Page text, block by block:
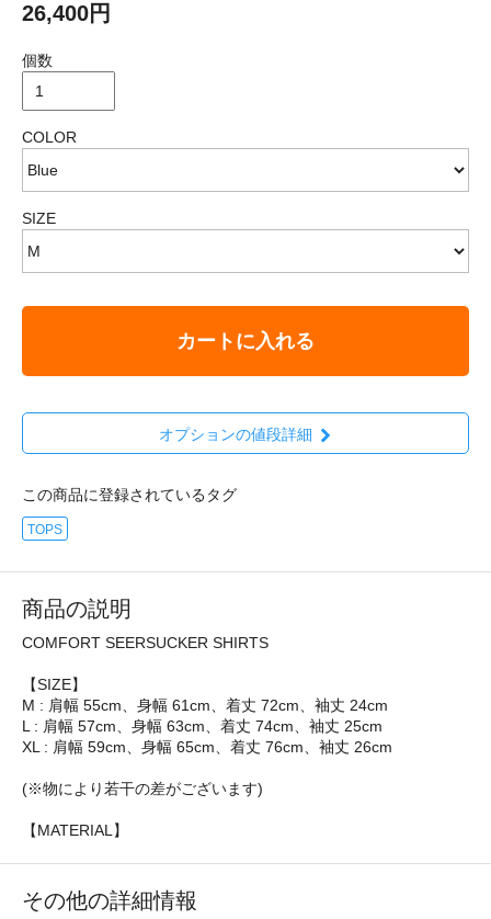
26,400円
個数
COLOR
SIZE
カートに入れる
オプションの値段詳細
この商品に登録されているタグ
TOPS
商品の説明
COMFORT SEERSUCKER SHIRTS
【SIZE】
M : 肩幅 55cm、身幅 61cm、着丈 72cm、袖丈 24cm
L : 肩幅 57cm、身幅 63cm、着丈 74cm、袖丈 25cm
XL : 肩幅 59cm、身幅 65cm、着丈 76cm、袖丈 26cm
(※物により若干の差がございます)
【MATERIAL】
その他の詳細情報